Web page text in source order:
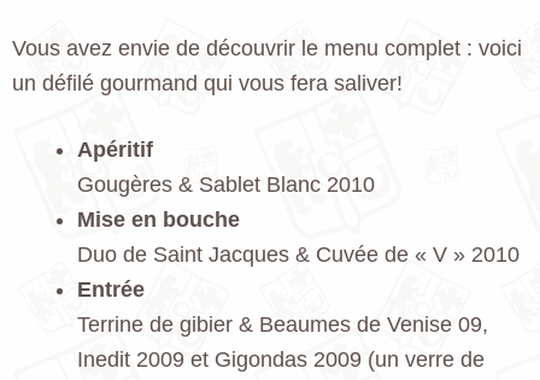
Vous avez envie de découvrir le menu complet : voici
un défilé gourmand qui vous fera saliver!
Apéritif
Gougères & Sablet Blanc 2010
Mise en bouche
Duo de Saint Jacques & Cuvée de « V » 2010
Entrée
Terrine de gibier & Beaumes de Venise 09,
Inedit 2009 et Gigondas 2009 (un verre de